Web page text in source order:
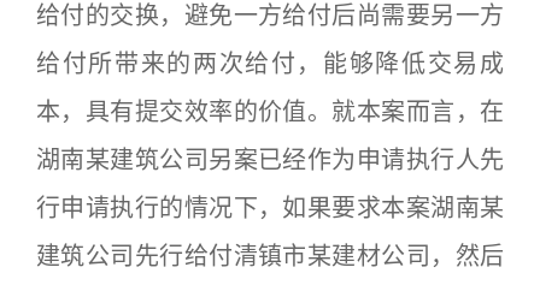
给付的交换，避免一方给付后尚需要另一方
给付所带来的两次给付，能够降低交易成
本，具有提交效率的价值。就本案而言，在
湖南某建筑公司另案已经作为申请执行人先
行申请执行的情况下，如果要求本案湖南某
建筑公司先行给付清镇市某建材公司，然后